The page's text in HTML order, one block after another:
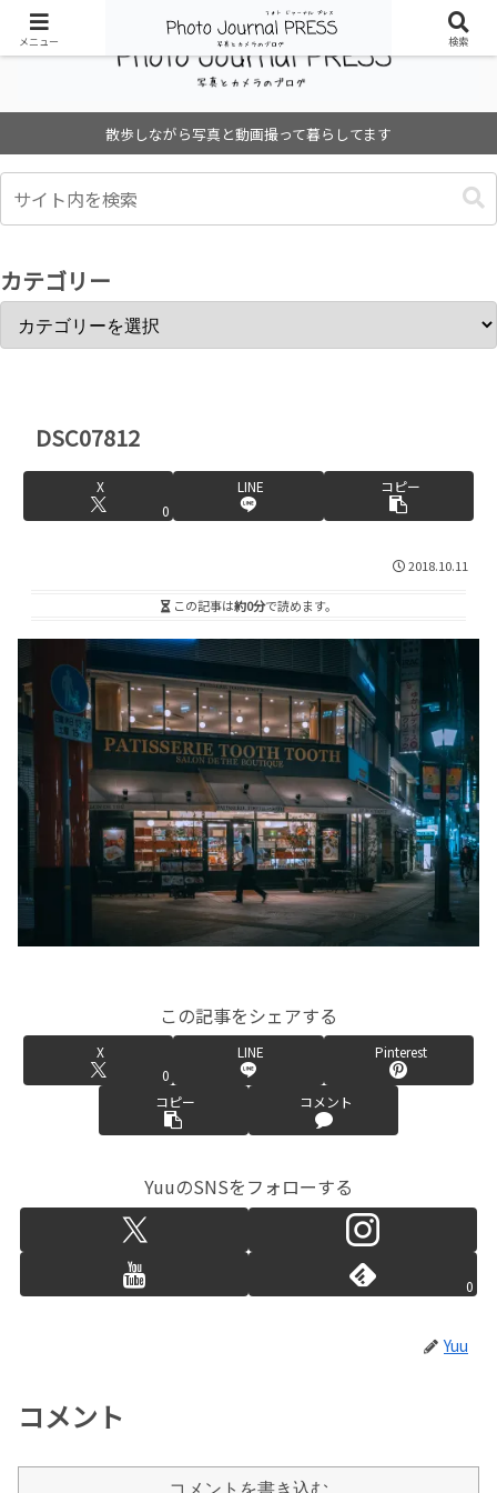
散歩しながら写真と動画撮って暮らしてます
カテゴリー
DSC07812
X
0
LINE コピー
2018.10.11
この記事は約0分で読めます。
この記事をシェアする
X
0
LINE Pinterest
コピー コメント
YuuのSNSをフォローする
0
Yuu
コメント
コメントを書き込む
メニュー 検索